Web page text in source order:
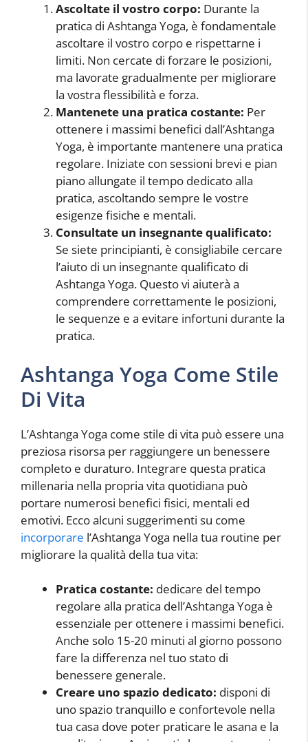
Ascoltate il vostro corpo: Durante la
pratica di Ashtanga Yoga, è fondamentale
ascoltare il vostro corpo e rispettarne i
limiti. Non cercate di forzare le posizioni,
ma lavorate gradualmente per migliorare
la vostra flessibilità e forza.
Mantenete una pratica costante: Per
ottenere i massimi benefici dall’Ashtanga
Yoga, è importante mantenere una pratica
regolare. Iniziate con sessioni brevi e pian
piano allungate il tempo dedicato alla
pratica, ascoltando sempre le vostre
esigenze fisiche e mentali.
Consultate un insegnante qualificato:
Se siete principianti, è consigliabile cercare
l’aiuto di un insegnante qualificato di
Ashtanga Yoga. Questo vi aiuterà a
comprendere correttamente le posizioni,
le sequenze e a evitare infortuni durante la
pratica.
Ashtanga Yoga Come Stile
Di Vita
L’Ashtanga Yoga come stile di vita può essere una
preziosa risorsa per raggiungere un benessere
completo e duraturo. Integrare questa pratica
millenaria nella propria vita quotidiana può
portare numerosi benefici fisici, mentali ed
emotivi. Ecco alcuni suggerimenti su come
incorporare l’Ashtanga Yoga nella tua routine per
migliorare la qualità della tua vita:
Pratica costante: dedicare del tempo
regolare alla pratica dell’Ashtanga Yoga è
essenziale per ottenere i massimi benefici.
Anche solo 15-20 minuti al giorno possono
fare la differenza nel tuo stato di
benessere generale.
Creare uno spazio dedicato: disponi di
uno spazio tranquillo e confortevole nella
tua casa dove poter praticare le asana e la